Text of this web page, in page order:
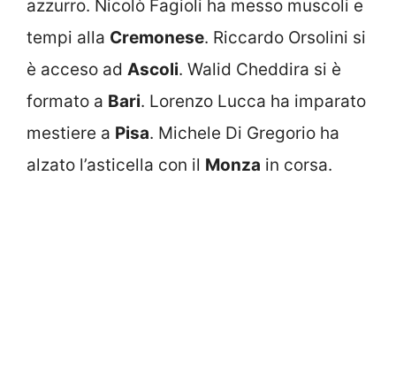
azzurro. Nicolò Fagioli ha messo muscoli e
tempi alla Cremonese. Riccardo Orsolini si
è acceso ad Ascoli. Walid Cheddira si è
formato a Bari. Lorenzo Lucca ha imparato
mestiere a Pisa. Michele Di Gregorio ha
alzato l’asticella con il Monza in corsa.